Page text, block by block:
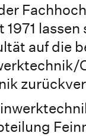
lassen
auf die